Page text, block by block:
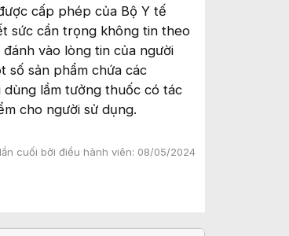
cấp phép của Bộ Y tế
sức cần trọng không tin theo
vào lòng tin của người
số sản phẩm chứa các
lầm tưởng thuốc có tác
cho người sử dụng.
cuối bởi điều hành viên: 08/05/2024